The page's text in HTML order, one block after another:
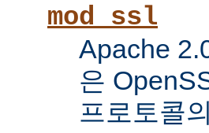
mod_ssl
Apache
은
프로토콜